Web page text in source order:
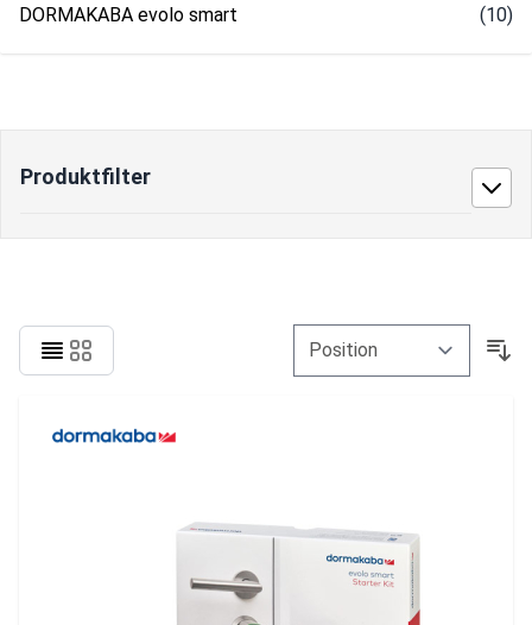
Produktfilter
DORMAKABA evolo smart (10)